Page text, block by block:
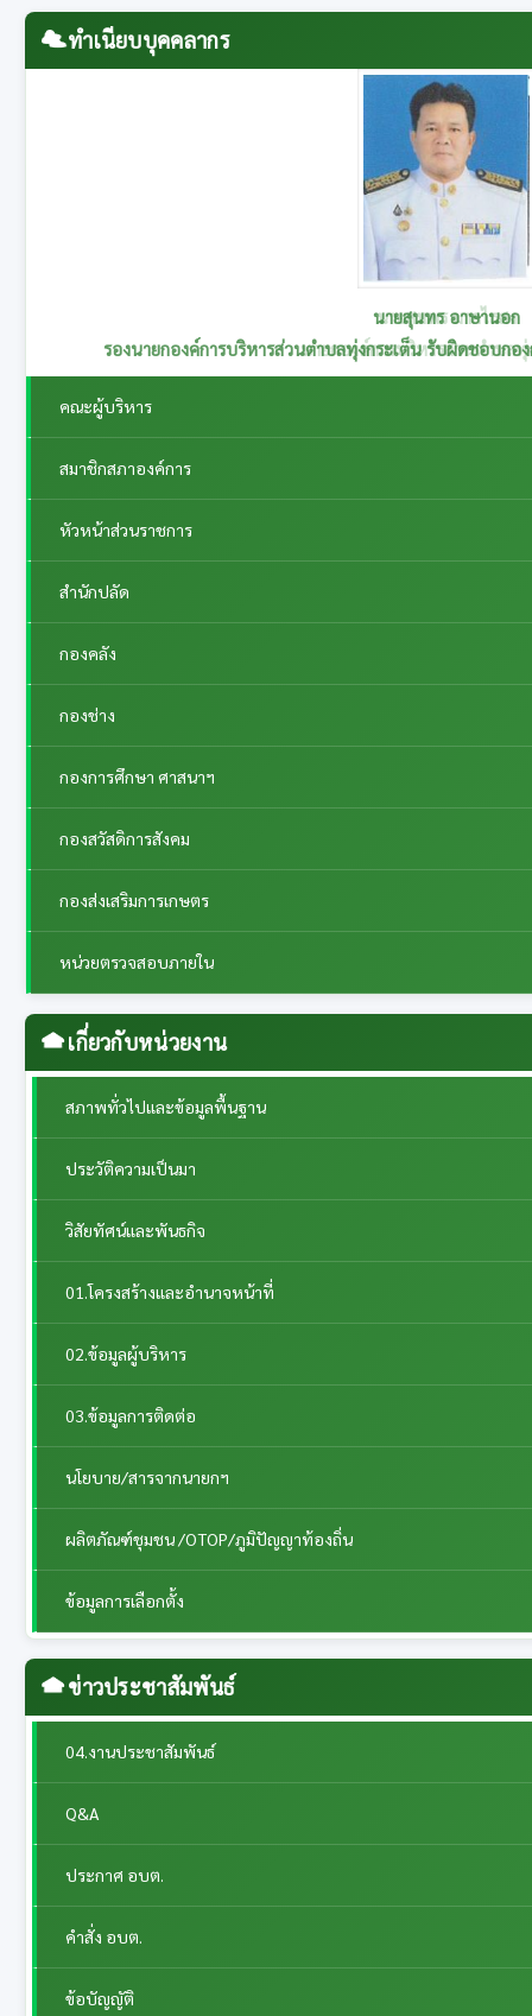
ทำเนียบบุคคลากร
นายสุนทร อาษานอก
รองนายกองค์การบริหารส่วนตำบลทุ่งกระเต็น รับผิดชอบกอง
คณะผู้บริหาร
สมาชิกสภาองค์การ
หัวหน้าส่วนราชการ
สำนักปลัด
กองคลัง
กองช่าง
กองการศึกษา ศาสนาฯ
กองสวัสดิการสังคม
กองส่งเสริมการเกษตร
หน่วยตรวจสอบภายใน
เกี่ยวกับหน่วยงาน
สภาพทั่วไปและข้อมูลพื้นฐาน
ประวัติความเป็นมา
วิสัยทัศน์และพันธกิจ
01.โครงสร้างและอำนาจหน้าที่
02.ข้อมูลผู้บริหาร
03.ข้อมูลการติดต่อ
นโยบาย/สารจากนายกฯ
ผลิตภัณฑ์ชุมชน /OTOP/ภูมิปัญญาท้องถิ่น
ข้อมูลการเลือกตั้ง
ข่าวประชาสัมพันธ์
04.งานประชาสัมพันธ์
Q&A
ประกาศ อบต.
คำสั่ง อบต.
ข้อบัญญัติ